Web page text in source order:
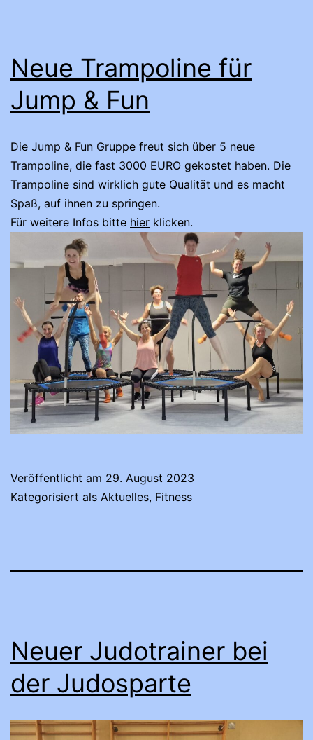
Neue Trampoline für
Jump & Fun
Die Jump & Fun Gruppe freut sich über 5 neue
Trampoline, die fast 3000 EURO gekostet haben. Die
Trampoline sind wirklich gute Qualität und es macht
Spaß, auf ihnen zu springen.
Für weitere Infos bitte hier klicken.
Veröffentlicht am 29. August 2023
Kategorisiert als Aktuelles, Fitness
Neuer Judotrainer bei
der Judosparte